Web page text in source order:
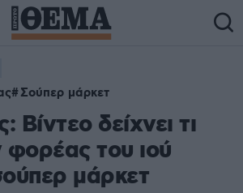
Σούπερ μάρκετ
Βίντεο δείχνει τι
φορέας του ιού
μάρκετ